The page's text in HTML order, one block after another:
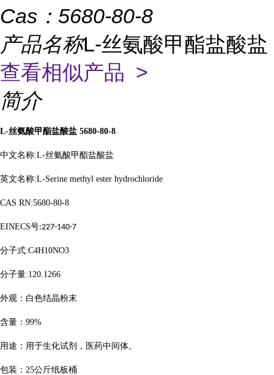
Cas： 5680-80-8
产品名称L-丝氨酸甲酯盐酸盐
查看相似产品 >
简介
L-丝氨酸甲酯盐酸盐 5680-80-8
中文名称:L-丝氨酸甲酯盐酸盐
英文名称:L-Serine methyl ester hydrochloride
CAS RN:5680-80-8
EINECS号:227-140-7
分子式:C4H10NO3
分子量:120.1266
外观：白色结晶粉末
含量： 99%
用途：用于生化试剂，医药中间体。
包装： 25公斤纸板桶